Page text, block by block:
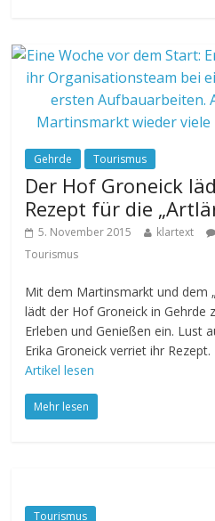
Gehrde Tourismus
Der Hof Groneick
Rezept für die
5. November 2015 klartext
Tourismus
Mit dem Martinsmarkt und dem
lädt der Hof Groneick in Gehrde
Erleben und Genießen ein. Lust
Erika Groneick verriet ihr Rezept.
Artikel lesen
Mehr lesen
Tourismus